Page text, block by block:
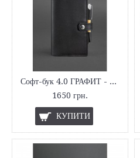
Софт-бук 4.0 ГРАФИТ - ЧОРНИЙ
1650 грн.
КУПИТИ